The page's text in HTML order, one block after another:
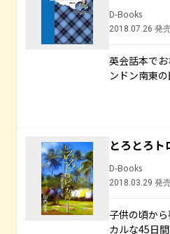
D-Books
2018.07.26 発
英会話本で
ンドン南東
とろとろ
D-Books
2018.03.29 発
子供の頃か
カルな45日